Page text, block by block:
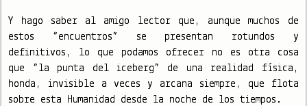
Y hago saber al amigo lector que, aunque muchos de
estos “encuentros” se presentan rotundos y
definitivos, lo que podamos ofrecer no es otra cosa
que “la punta del iceberg” de una realidad física,
honda, invisible a veces y arcana siempre, que flota
sobre esta Humanidad desde la noche de los tiempos.